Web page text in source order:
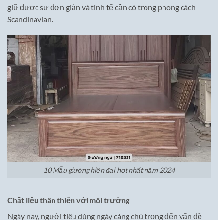
giữ được sự đơn giản và tinh tế cần có trong phong cách
Scandinavian.
10 Mẫu giường hiện đại hot nhất năm 2024
Chất liệu thân thiện với môi trường
Ngày nay, người tiêu dùng ngày càng chú trọng đến vấn đề